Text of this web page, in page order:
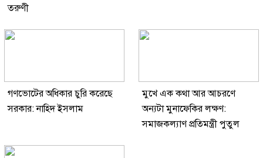
তরুণী
গণভোটের অধিকার চুরি করেছে
সরকার: নাহিদ ইসলাম
মুখে এক কথা আর আচরণে
অন্যটা মুনাফেকির লক্ষণ:
সমাজকল্যাণ প্রতিমন্ত্রী পুতুল